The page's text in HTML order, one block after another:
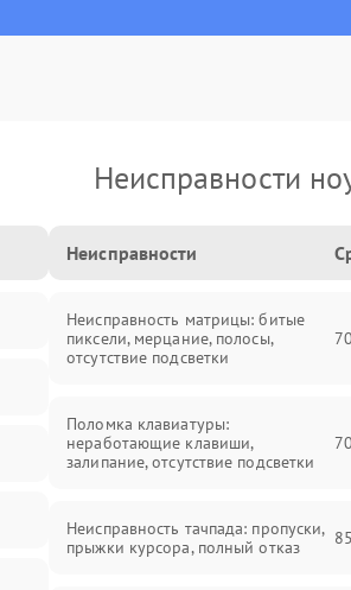
Неисправности
Неисправности
Неисправность матрицы: битые
пиксели, мерцание, полосы,
отсутствие подсветки
Поломка клавиатуры:
неработающие клавиши,
залипание, отсутствие подсветки
Неисправность тачпада: пропуски,
прыжки курсора, полный отказ